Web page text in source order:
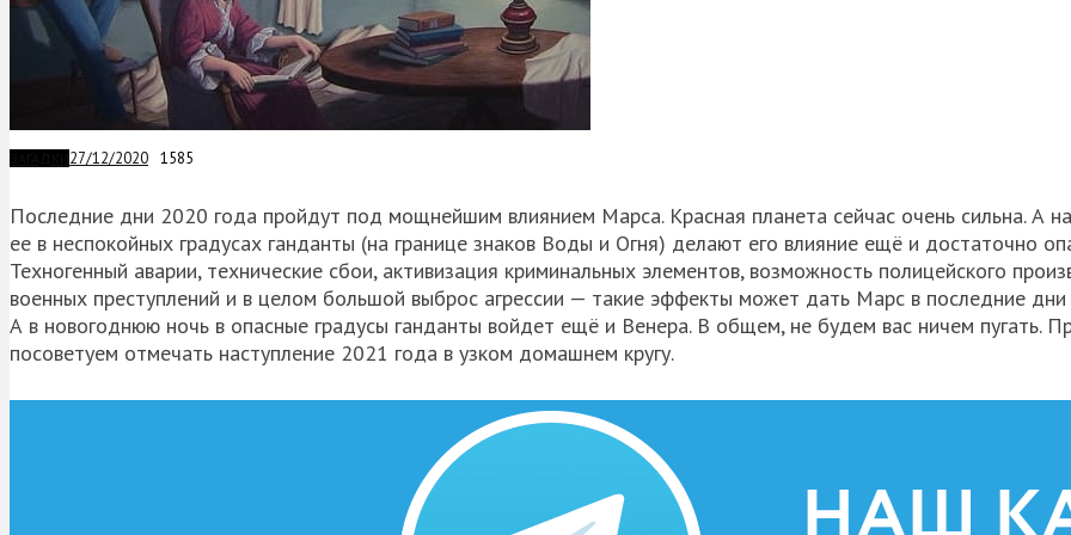
27/12/2020 1585
Последние дни 2020 года пройдут под мощнейшим влиянием Марса. Красная планета сейчас очень сильна. А
ее в неспокойных градусах ганданты (на границе знаков Воды и Огня) делают его влияние ещё и достаточно
Техногенный аварии, технические сбои, активизация криминальных элементов, возможность полицейского
военных преступлений и в целом большой выброс агрессии — такие эффекты может дать Марс в последние дни
А в новогоднюю ночь в опасные градусы ганданты войдет ещё и Венера. В общем, не будем вас ничем пугать.
посоветуем отмечать наступление 2021 года в узком домашнем кругу.